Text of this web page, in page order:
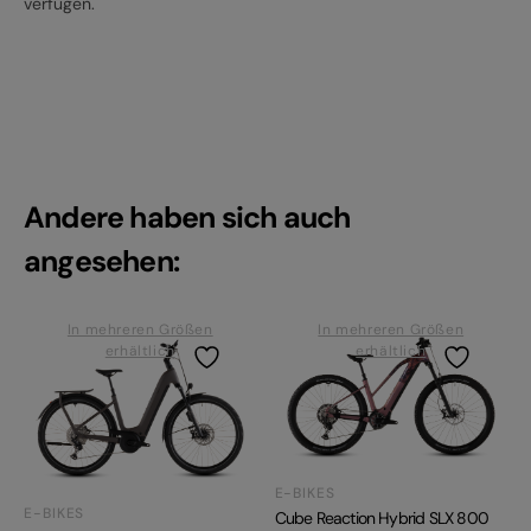
Andere haben sich auch
angesehen:
In mehreren Größen
erhältlich
E-BIKES
In mehreren Größen
erhältlich
E-BIKES
Cube Reaction Hybrid SLX 800